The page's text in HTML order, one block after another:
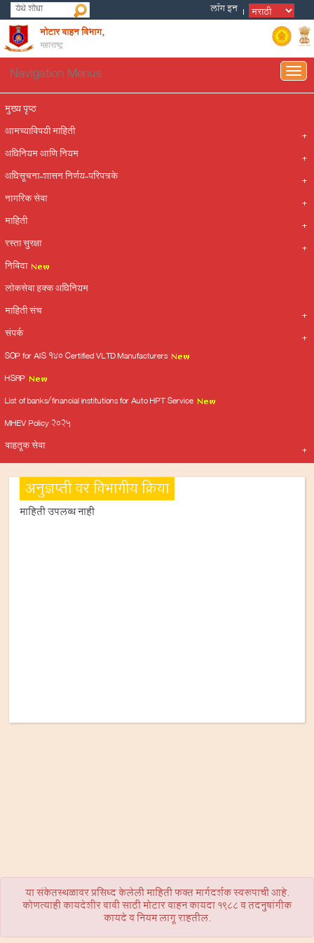
मोटार वाहन विभाग,
महाराष्ट्र
Navigation Menus
मुख्य पृष्ठ
आमच्याविषयी माहिती
अधिनियम आणि नियम
अधिसूचना-शासन निर्णय-परिपत्रके
नागरिक सेवा
माहिती
रस्ता सुरक्षा
निविदा
लोकसेवा हक्क अधिनियम
माहिती संच
संपर्क
SOP for AIS 140 Certified VLTD Manufacturers
HSRP
List of banks/financial institutions for Auto HPT Service
MHEV Policy 2025
वाहतूक सेवा
अनुज्ञप्ती वर विभागीय क्रिया
माहिती उपलब्ध नाही
या संकेतस्थळावर प्रसिध्द केलेली माहिती फक्त मार्गदर्शक स्वरूपाची आहे.
कोणत्याही कायदेशीर बाबी साठी मोटार वाहन कायदा 1988 व तदनुषांगीक
कायदे व नियम लागू राहतील.